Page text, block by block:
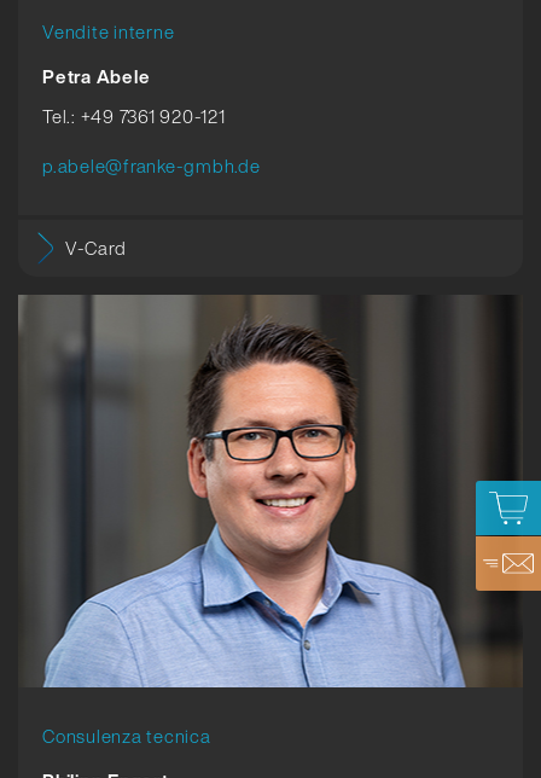
Vendite interne
Petra Abele
Tel.: +49 7361 920-121
p.abele@franke-gmbh.de
V-Card
Consulenza tecnica